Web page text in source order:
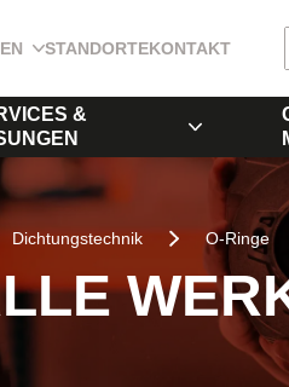
STANDORTEKONTAKT
&
Dichtungstechnik O-Ringe